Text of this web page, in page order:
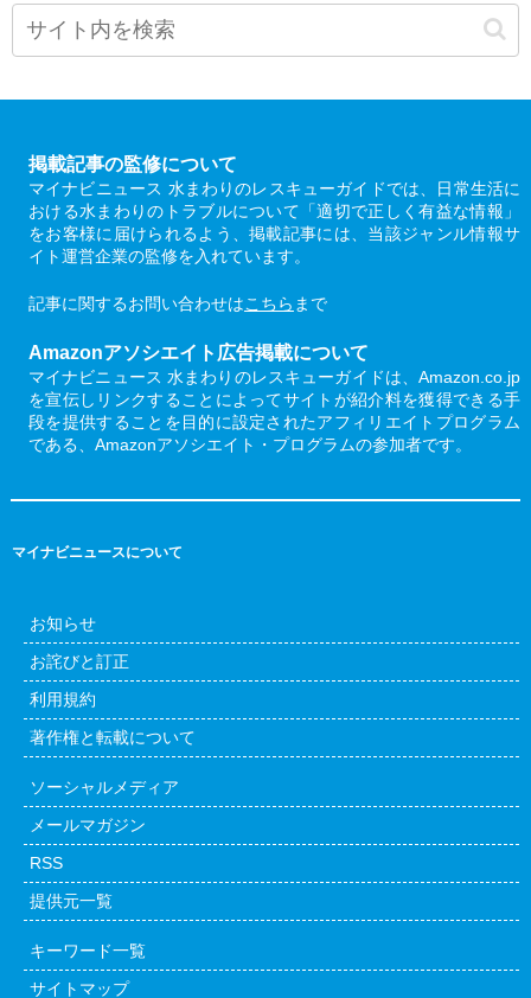
掲載記事の監修について
マイナビニュース 水まわりのレスキューガイドでは、日常生活に
おける水まわりのトラブルについて「適切で正しく有益な情報」
をお客様に届けられるよう、掲載記事には、当該ジャンル情報サ
イト運営企業の監修を入れています。
記事に関するお問い合わせはこちら まで
Amazonアソシエイト広告掲載について
マイナビニュース 水まわりのレスキューガイドは、Amazon.co.jp
を宣伝しリンクすることによってサイトが紹介料を獲得できる手
段を提供することを目的に設定されたアフィリエイトプログラム
である、Amazonアソシエイト・プログラムの参加者です。
マイナビニュースについて
お知らせ
お詫びと訂正
利用規約
著作権と転載について
ソーシャルメディア
メールマガジン
RSS
提供元一覧
キーワード一覧
サイトマップ